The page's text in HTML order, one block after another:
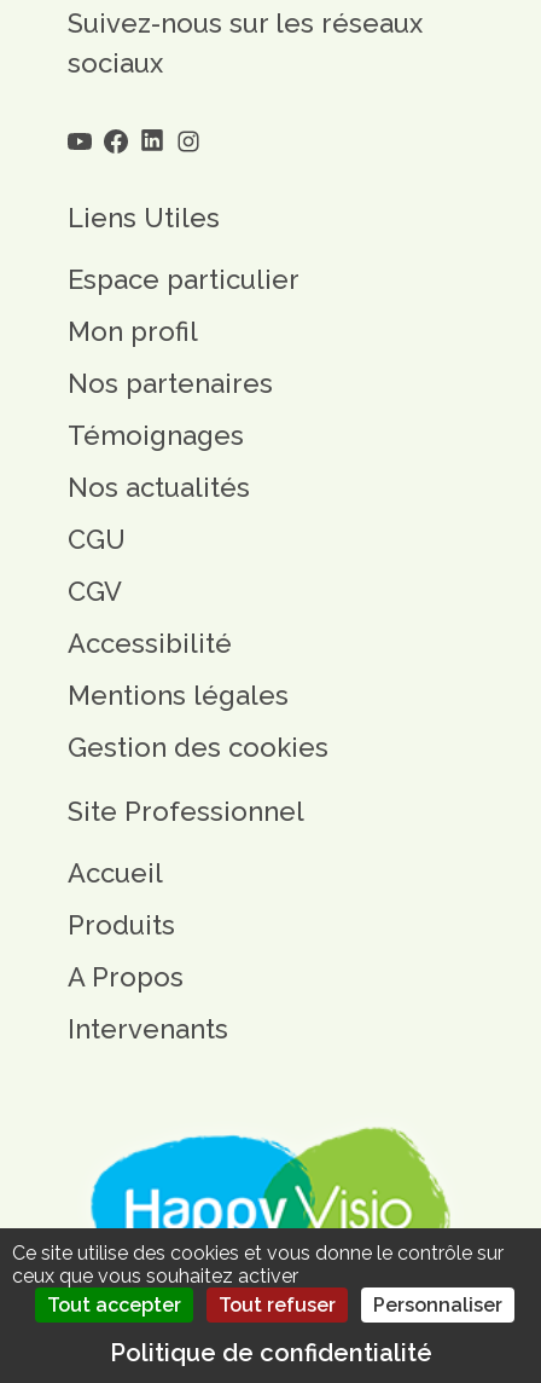
Site Professionnel
Accueil
Produits
A Propos
Intervenants
Liens Utiles
Espace particulier
Mon profil
Nos partenaires
Témoignages
Nos actualités
CGU
CGV
Accessibilité
Mentions légales
Gestion des cookies
Suivez-nous sur les réseaux
sociaux
Ce site utilise des cookies et vous donne le contrôle sur
ceux que vous souhaitez activer
Tout accepter
Tout refuser Personnaliser
Politique de confidentialité